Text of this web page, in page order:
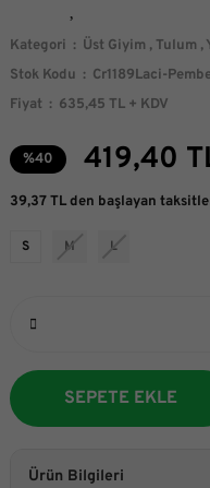
Kategori Üst Giyim , Tulum ,
Stok Kodu
Cr1189Laci-
Fiyat
635,45 TL + KDV
%40 419,40
39,37 TL den başlayan
S M L
SEPETE EKLE
Ürün Bilgileri